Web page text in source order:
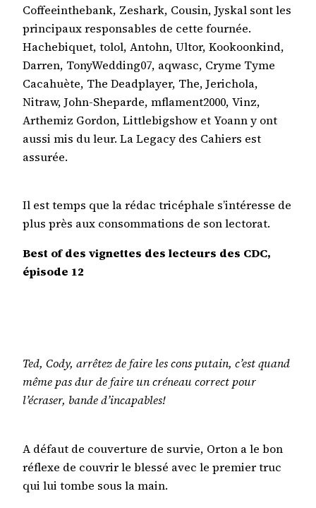
Coffeeinthebank, Zeshark, Cousin, Jyskal sont les
principaux responsables de cette fournée.
Hachebiquet, tolol, Antohn, Ultor, Kookoonkind,
Darren, TonyWedding07, aqwasc, Cryme Tyme
Cacahuète, The Deadplayer, The, Jerichola,
Nitraw, John-Sheparde, mflament2000, Vinz,
Arthemiz Gordon, Littlebigshow et Yoann y ont
aussi mis du leur. La Legacy des Cahiers est
assurée.
Il est temps que la rédac tricéphale s’intéresse de
plus près aux consommations de son lectorat.
Best of des vignettes des lecteurs des CDC,
épisode 12
Ted, Cody, arrêtez de faire les cons putain, c’est quand
même pas dur de faire un créneau correct pour
l’écraser, bande d’incapables!
A défaut de couverture de survie, Orton a le bon
réflexe de couvrir le blessé avec le premier truc
qui lui tombe sous la main.